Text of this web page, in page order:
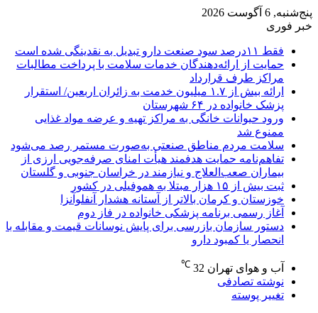
پنج‌شنبه, 6 آگوست 2026
خبر فوری
فقط ۱۱‌درصد سود صنعت دارو تبدیل به نقدینگی شده است
حمایت از ارائه‌دهندگان خدمات سلامت با پرداخت مطالبات
مراکز طرف قرارداد
ارائه بیش از ۱.۷ میلیون خدمت به زائران اربعین/ استقرار
پزشک خانواده در ۶۴ شهرستان
ورود حیوانات خانگی به مراکز تهیه و عرضه مواد غذایی
ممنوع شد
سلامت مردم مناطق صنعتی به‌صورت مستمر رصد می‌شود
تفاهم‌نامه حمایت هدفمند هیأت امنای صرفه‌جویی ارزی از
بیماران صعب‌العلاج و نیازمند در خراسان جنوبی و گلستان
ثبت بیش از ۱۵ هزار مبتلا به هموفیلی در کشور
خوزستان و کرمان بالاتر از آستانه هشدار آنفلوآنزا
آغاز رسمی برنامه پزشکی خانواده در فاز دوم
دستور سازمان بازرسی برای پایش نوسانات قیمت و مقابله با
انحصار یا کمبود دارو
آب و هوای تهران 32
℃
نوشته تصادفی
تغییر پوسته